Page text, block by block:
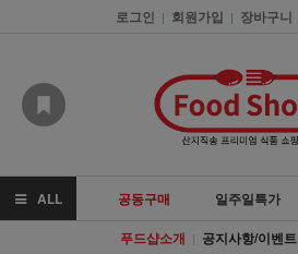
로그인 | 회원가입 | 장바구니
ALL 공동구매 일주일특가
푸드샵소개 | 공지사항/이벤트